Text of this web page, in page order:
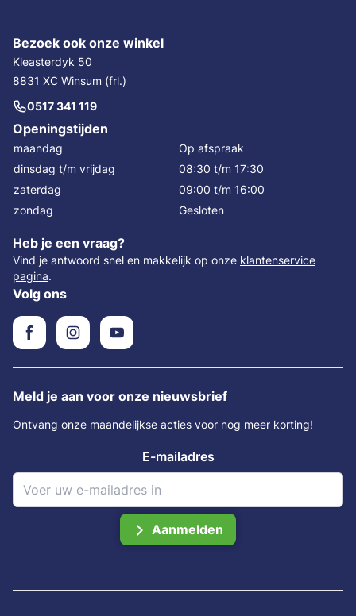
Bezoek ook onze winkel
Kleasterdyk 50
8831 XC Winsum (frl.)
0517 341 119
Openingstijden
maandag
Op afspraak
dinsdag t/m vrijdag
08:30 t/m 17:30
zaterdag
09:00 t/m 16:00
zondag
Gesloten
Heb je een vraag?
Vind je antwoord snel en makkelijk op onze klantenservice
pagina.
Volg ons
Meld je aan voor onze nieuwsbrief
Ontvang onze maandelijkse acties voor nog meer korting!
E-mailadres
Aanmelden